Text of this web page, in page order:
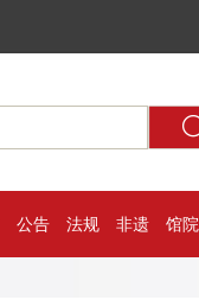
公告 法规 非遗 馆院